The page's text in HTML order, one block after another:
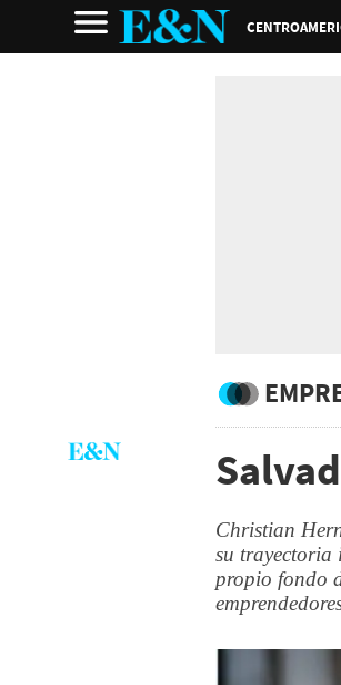
Christian
su trayectoria
propio fondo